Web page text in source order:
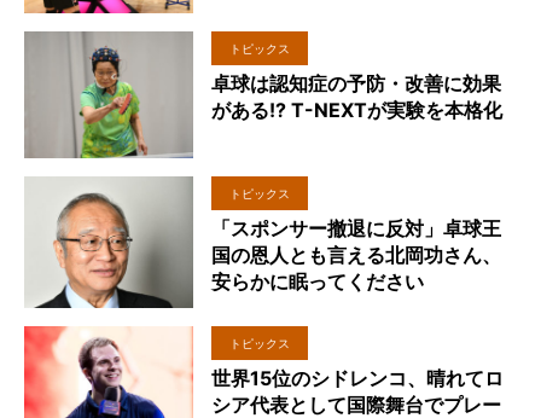
トピックス
卓球は認知症の予防・改善に効果
がある!? T-NEXTが実験を本格化
トピックス
「スポンサー撤退に反対」卓球王
国の恩人とも言える北岡功さん、
安らかに眠ってください
トピックス
世界15位のシドレンコ、晴れてロ
シア代表として国際舞台でプレー